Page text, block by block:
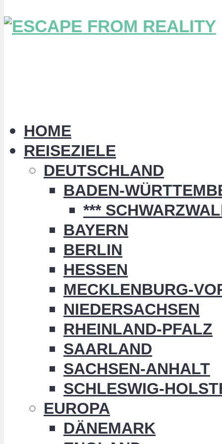
HOME
REISEZIELE
DEUTSCHLAND
BADEN-
***
BAYERN
BERLIN
HESSEN
MECKLENBURG-
NIEDERSACHSEN
RHEINLAND-PFALZ
SAARLAND
SACHSEN-ANHALT
SCHLESWIG-
EUROPA
DÄNEMARK